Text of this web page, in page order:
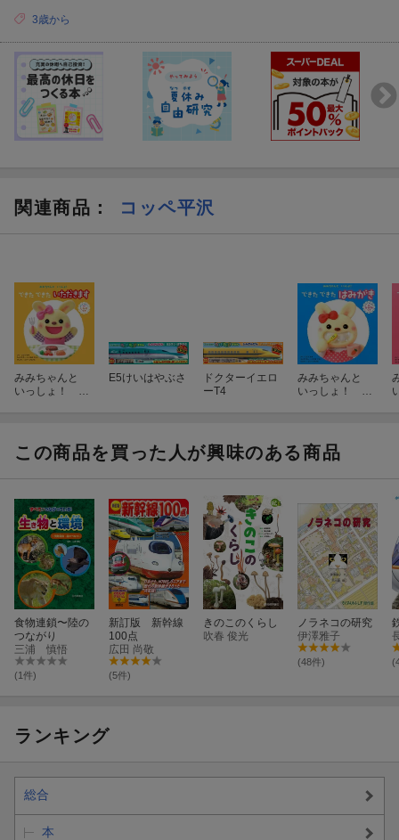
3歳から
関連商品 ： コッペ平沢
みみちゃんと
いっしょ！ で
E5けいはやぶさ
ドクターイエロ
ーT4
みみちゃんと
いっしょ！ で
この商品を買った人が興味のある商品
食物連鎖〜陸の
つながり
三浦 慎悟
(1件)
新訂版 新幹線
100点
広田 尚敬
(5件)
きのこのくらし
吹春 俊光
ノラネコの研究
伊澤雅子
(48件)
ランキング
総合
本